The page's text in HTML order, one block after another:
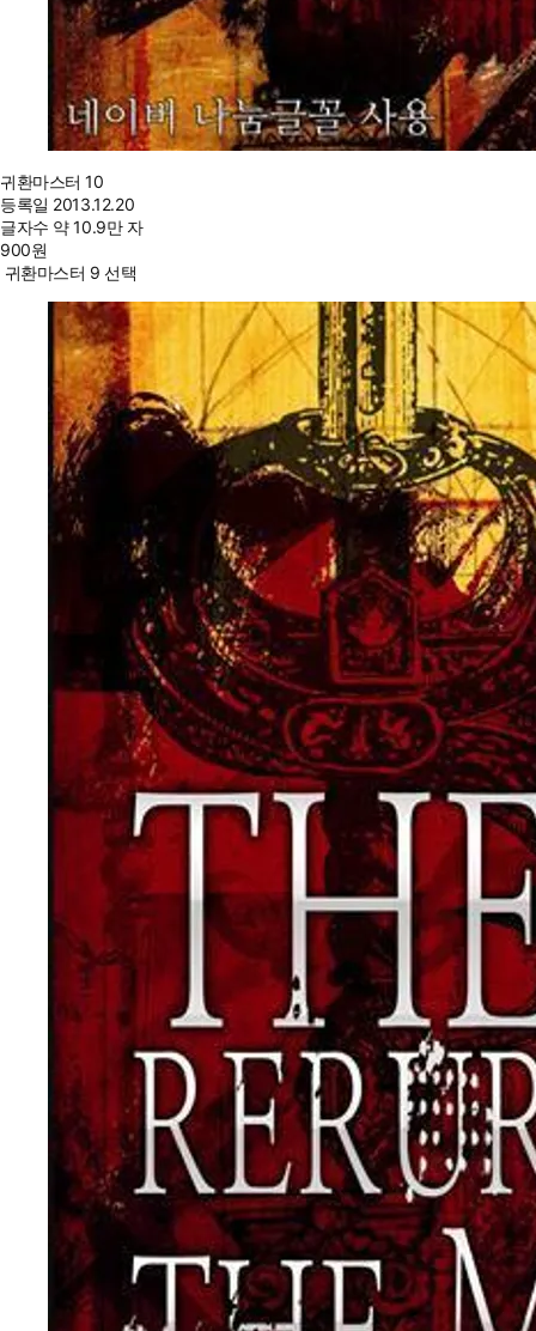
귀환마스터 10
등록일 2013.12.20
글자수 약 10.9만 자
900원
귀환마스터 9 선택